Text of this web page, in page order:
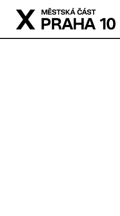
Přejít na hlavní obsah